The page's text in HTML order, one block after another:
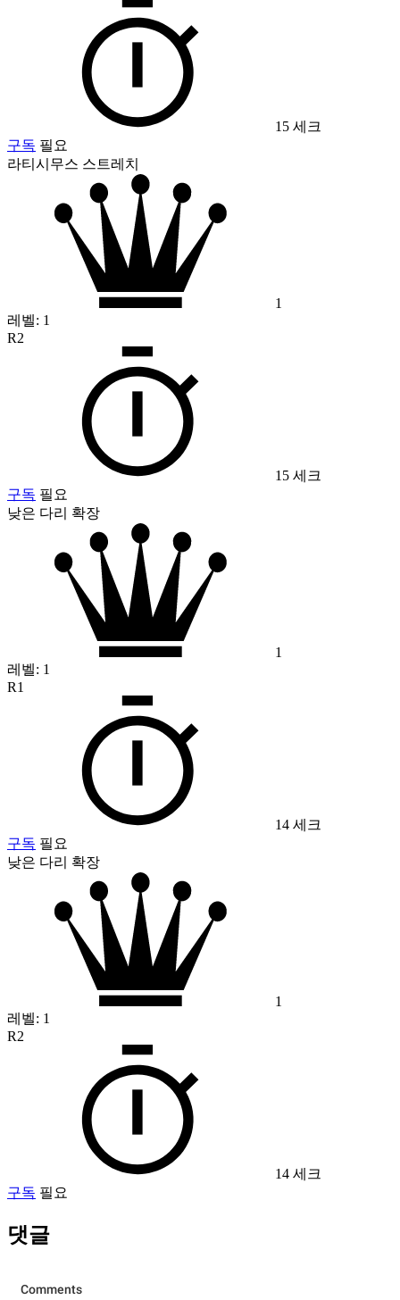
15 세크
구독 필요
라티시무스 스트레치
1
레벨: 1
R2
15 세크
구독 필요
낮은 다리 확장
1
레벨: 1
R1
14 세크
구독 필요
낮은 다리 확장
1
레벨: 1
R2
14 세크
구독 필요
댓글